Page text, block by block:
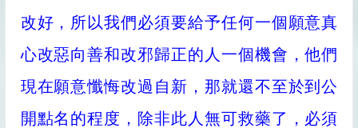
改好，所以我們必須要給予任何一個願意真
心改惡向善和改邪歸正的人一個機會，他們
現在願意懺悔改過自新，那就還不至於到公
開點名的程度，除非此人無可救藥了，必須